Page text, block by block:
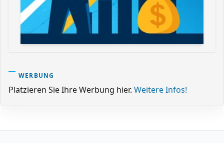
WERBUNG
Platzieren Sie Ihre Werbung hier. Weitere Infos!